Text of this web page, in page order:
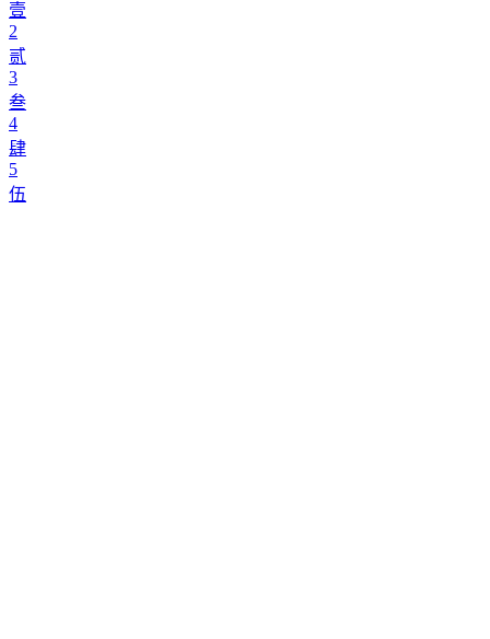
壹
2
贰
3
叁
4
肆
5
伍